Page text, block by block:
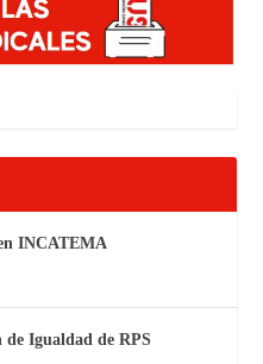
INCATEMA
Igualdad de RPS